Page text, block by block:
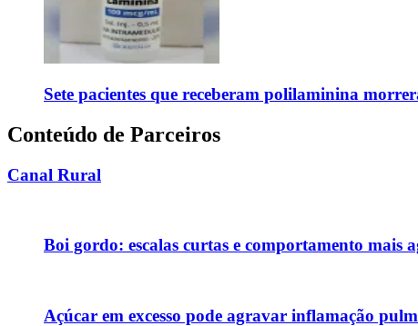
Sete pacientes que receberam polilaminina
Conteúdo de Parceiros
Canal Rural
Boi gordo: escalas curtas e comportamento mais
Açúcar em excesso pode agravar inflamação